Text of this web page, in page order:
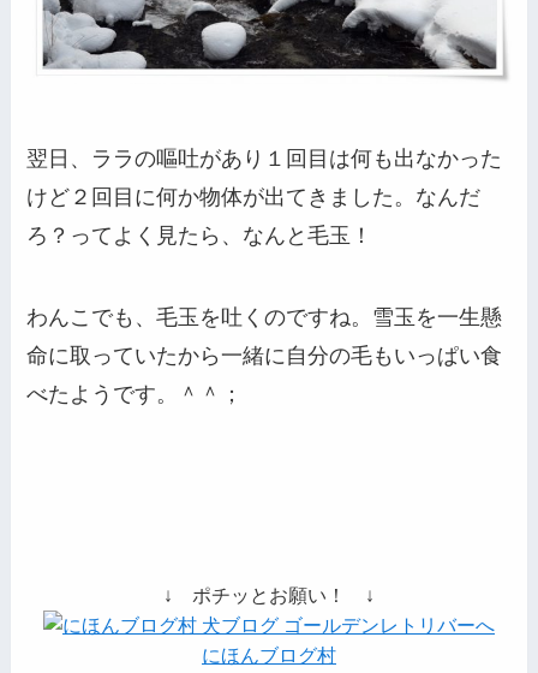
翌日、ララの嘔吐があり１回目は何も出なかった
けど２回目に何か物体が出てきました。なんだ
ろ？ってよく見たら、なんと毛玉！
わんこでも、毛玉を吐くのですね。雪玉を一生懸
命に取っていたから一緒に自分の毛もいっぱい食
べたようです。＾＾；
↓ ポチッとお願い！ ↓
にほんブログ村